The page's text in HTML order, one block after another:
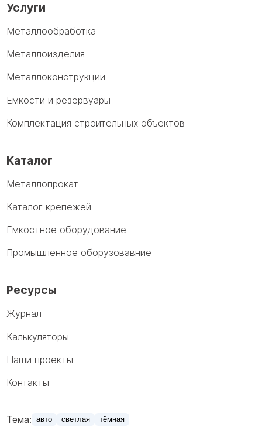
Услуги
Металлообработка
Металлоизделия
Металлоконструкции
Емкости и резервуары
Комплектация строительных объектов
Каталог
Металлопрокат
Каталог крепежей
Емкостное оборудование
Промышленное оборузовавние
Ресурсы
Журнал
Калькуляторы
Наши проекты
Контакты
Тема: авто светлая тёмная